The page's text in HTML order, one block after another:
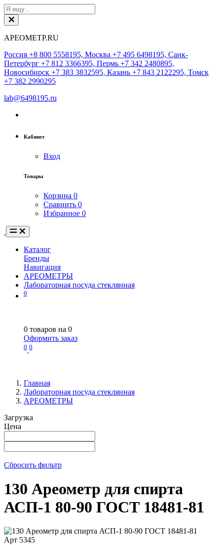
АРЕОМЕТР.RU
Россия +8 800 5558195, Москва +7 495 6498195, Санк-
Петербург +7 812 3366395, Пермь +7 342 2480895,
Новосибирск +7 383 3832595, Казань +7 843 2122295, Томск
+7 382 2990295
lab@6498195.ru
Кабинет
Вход
Товары
Корзина 0
Сравнить 0
Избранное 0
Каталог
Бренды
Навигация
АРЕОМЕТРЫ
Лабораторная посуда стеклянная
0
0 товаров на 0
Оформить заказ
0 0
Главная
Лабораторная посуда стеклянная
АРЕОМЕТРЫ
Загрузка
Цена
Сбросить фильтр
130 Ареометр для спирта
АСП-1 80-90 ГОСТ 18481-81
Арт 5345